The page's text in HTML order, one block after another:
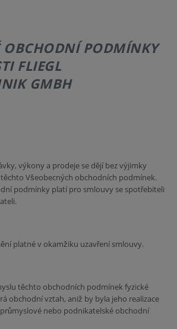
OBCHODNÍ PODMÍNKY
FLIEGL
GMBH
výkony a prodeje se dějí bez výjimky
Všeobecných obchodních podmínek.
podmínky platí pro smlouvy se spotřebiteli
platné v okamžiku uzavření smlouvy.
těchto obchodních podmínek fyzické
obchodní vztah, aniž by byla jeho realizace
nebo podnikatelské obchodní